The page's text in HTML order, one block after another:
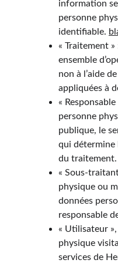
information
personne
identifiable.
« Traitement
ensemble
non à l’aide
appliquées à
«
personne
publique, le
qui détermine
du traitement.
« Sous-
physique ou
données
responsable
« Utilisateur
physique
services de